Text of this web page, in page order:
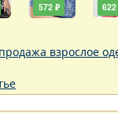
572 ₽
взрослое